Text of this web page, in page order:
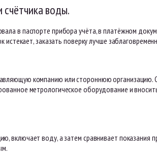
воды.
в паспорте прибора учёта, в платёжном
истекает, заказать поверку лучше
компанию или стороннюю организацию.
метрологическое оборудование и
включает воду, а затем сравнивает показания